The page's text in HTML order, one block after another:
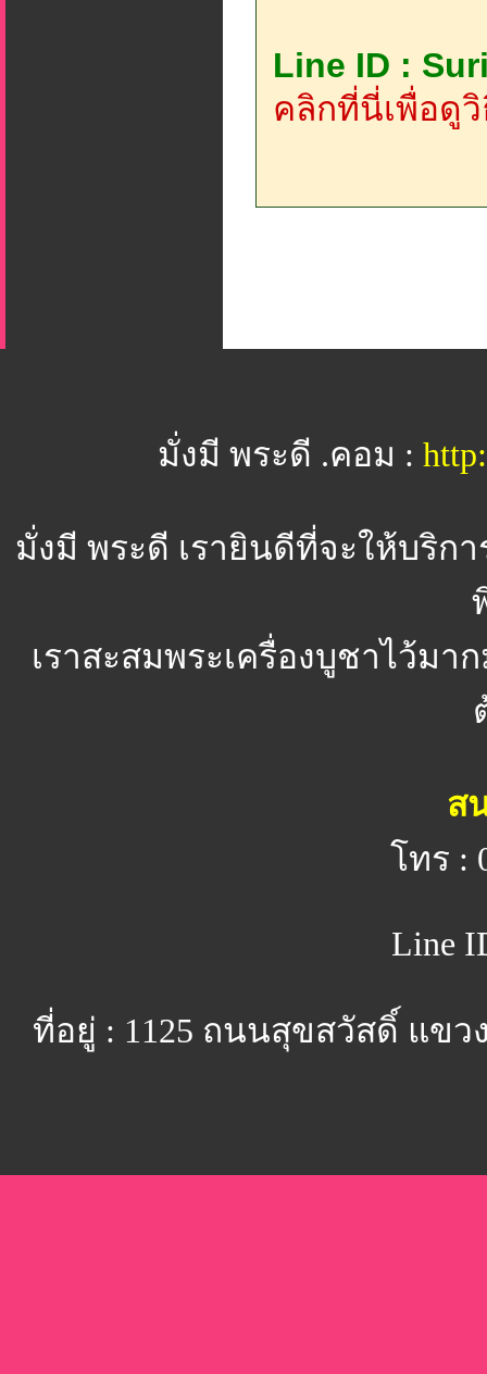
Line ID :
คลิกที่นี่เพื่อดูวิ
มั่งมี พระดี .คอม :
มั่งมี พระดี เรายินดีที่จะให้บริก
เราสะสมพระเครื่องบูชาไว้ม
ส
โทร :
Line
ที่อยู่ : 1125 ถนนสุขสวัสดิ์ แขว